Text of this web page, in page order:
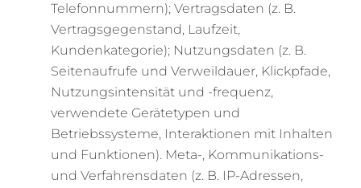
Telefonnummern); Vertragsdaten (z. B.
Vertragsgegenstand, Laufzeit,
Kundenkategorie); Nutzungsdaten (z. B.
Seitenaufrufe und Verweildauer, Klickpfade,
Nutzungsintensität und -frequenz,
verwendete Gerätetypen und
Betriebssysteme, Interaktionen mit Inhalten
und Funktionen). Meta-, Kommunikations-
und Verfahrensdaten (z. B. IP-Adressen,